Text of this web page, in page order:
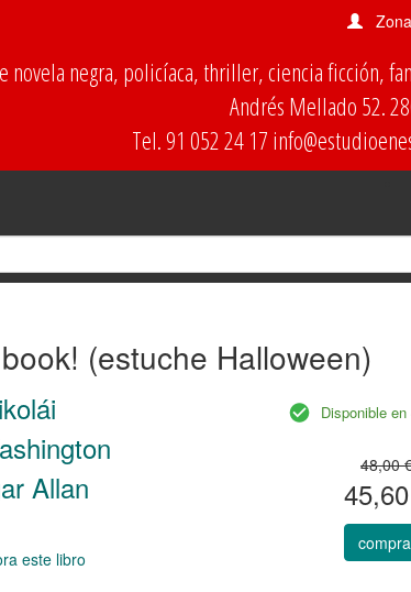
novela negra, policíaca, thriller, ciencia ficción,
Andrés Mellado 52.
Tel. 91 052 24 17
(estuche Halloween)
Allan
este libro
Disponible
48,00